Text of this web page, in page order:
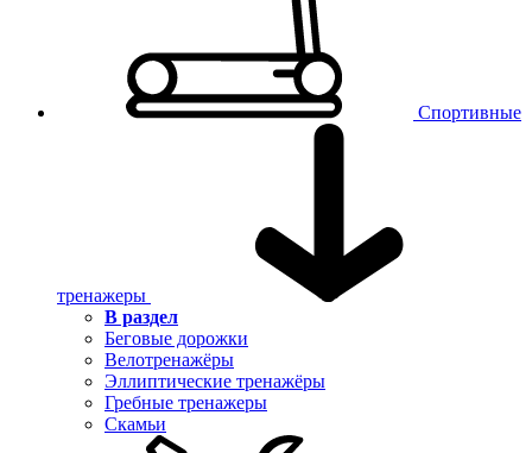
Спортивные
тренажеры
В раздел
Беговые дорожки
Велотренажёры
Эллиптические тренажёры
Гребные тренажеры
Скамьи